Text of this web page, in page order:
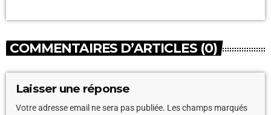
COMMENTAIRES D’ARTICLES (0)
Laisser une réponse
Votre adresse email ne sera pas publiée. Les champs marqués